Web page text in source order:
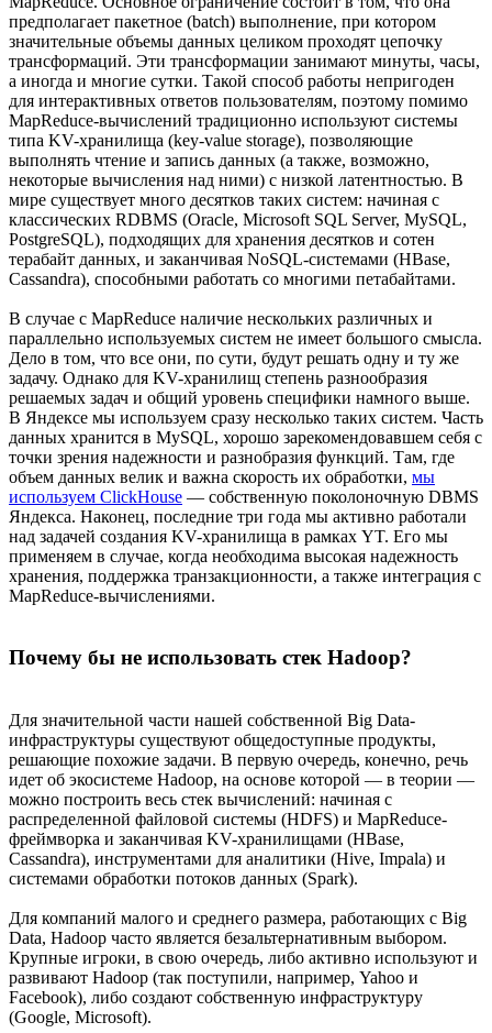
предполагает пакетное (batch) выполнение, при котором
значительные объемы данных целиком проходят цепочку
трансформаций. Эти трансформации занимают минуты, часы,
а иногда и многие сутки. Такой способ работы непригоден
для интерактивных ответов пользователям, поэтому помимо
MapReduce-вычислений традиционно используют системы
типа KV-хранилища (key-value storage), позволяющие
выполнять чтение и запись данных (а также, возможно,
некоторые вычисления над ними) с низкой латентностью. В
мире существует много десятков таких систем: начиная с
классических RDBMS (Oracle, Microsoft SQL Server, MySQL,
PostgreSQL), подходящих для хранения десятков и сотен
терабайт данных, и заканчивая NoSQL-системами (HBase,
Cassandra), способными работать со многими петабайтами.
В случае с MapReduce наличие нескольких различных и
параллельно используемых систем не имеет большого смысла.
Дело в том, что все они, по сути, будут решать одну и ту же
задачу. Однако для KV-хранилищ степень разнообразия
решаемых задач и общий уровень специфики намного выше.
В Яндексе мы используем сразу несколько таких систем. Часть
данных хранится в MySQL, хорошо зарекомендовавшем себя с
точки зрения надежности и разнобразия функций. Там, где
объем данных велик и важна скорость их обработки, мы
используем ClickHouse — собственную поколоночную DBMS
Яндекса. Наконец, последние три года мы активно работали
над задачей создания KV-хранилища в рамках YT. Его мы
применяем в случае, когда необходима высокая надежность
хранения, поддержка транзакционности, а также интеграция с
MapReduce-вычислениями.
Почему бы не использовать стек Hadoop?
Для значительной части нашей собственной Big Data-
инфраструктуры существуют общедоступные продукты,
решающие похожие задачи. В первую очередь, конечно, речь
идет об экосистеме Hadoop, на основе которой — в теории —
можно построить весь стек вычислений: начиная с
распределенной файловой системы (HDFS) и MapReduce-
фреймворка и заканчивая KV-хранилищами (HBase,
Cassandra), инструментами для аналитики (Hive, Impala) и
системами обработки потоков данных (Spark).
Для компаний малого и среднего размера, работающих с Big
Data, Hadoop часто является безальтернативным выбором.
Крупные игроки, в свою очередь, либо активно используют и
развивают Hadoop (так поступили, например, Yahoo и
Facebook), либо создают собственную инфраструктуру
(Google, Microsoft).